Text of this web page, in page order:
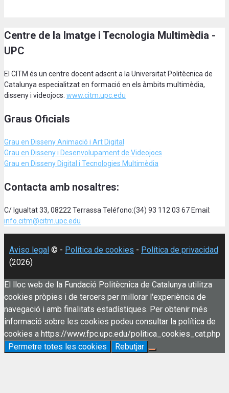
Centre de la Imatge i Tecnologia Multimèdia -
UPC
El CITM és un centre docent adscrit a la Universitat Politècnica de
Catalunya especialitzat en formació en els àmbits multimèdia,
disseny i videojocs. www.citm.upc.edu
Graus Oficials
Grau en Disseny Animació i Art Digital
Grau en Disseny i Desenvolupament de Videojocs
Grau en Disseny Digital i Tecnologies Multimèdia
Contacta amb nosaltres:
C/ Igualtat 33, 08222 Terrassa Teléfono:(34) 93 112 03 67 Email:
info.citm@citm.upc.edu
Aviso legal © - Política de cookies - Política de privacidad
(2026)
El lloc web de la Fundació Politècnica de Catalunya utilitza
cookies pròpies i de tercers per millorar l'experiència de
navegació i amb finalitats estadístiques. Per obtenir més
informació sobre les cookies podeu consultar la política de
cookies a https://www.fpc.upc.edu/politica_cookies_cat.php
Permetre totes les cookies
Rebutjar